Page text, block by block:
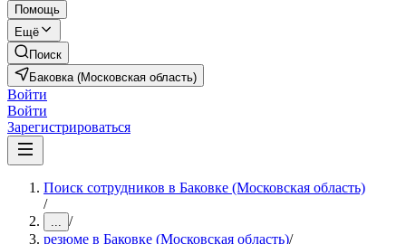
Помощь
Ещё
Поиск
Баковка (Московская область)
Войти
Войти
Зарегистрироваться
Поиск сотрудников в Баковке (Московская область)
/
... /
резюме в Баковке (Московская область)/